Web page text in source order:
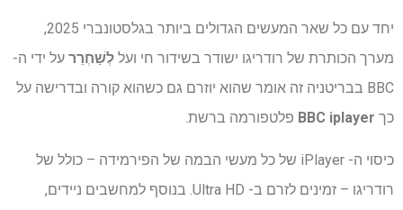
יחד עם כל שאר המעשים הגדולים ביותר בגלסטונברי 2025,
מערך הכותרת של רודריגו ישודר בשידור חי ועל לְשַׁחְרֵר על ידי ה-
BBC בבריטניה זה אומר שהוא יוזרם גם כשהוא קורה ובדרישה על
כך BBC iplayer פלטפורמה ברשת.
כיסוי ה- iPlayer של כל מעשי הבמה של הפירמידה – כולל של
רודריגו – זמינים לזרם ב- Ultra HD. בנוסף למחשבים ניידים,